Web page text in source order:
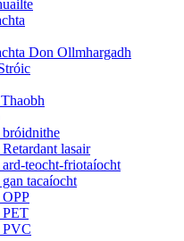
Don Ollmhargadh
lasair
teocht-friotaíocht
tacaíocht
PET
PVC